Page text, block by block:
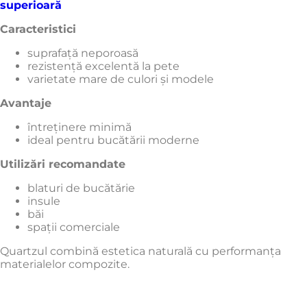
superioară
Caracteristici
suprafață neporoasă
rezistență excelentă la pete
varietate mare de culori și modele
Avantaje
întreținere minimă
ideal pentru bucătării moderne
Utilizări recomandate
blaturi de bucătărie
insule
băi
spații comerciale
Quartzul combină estetica naturală cu performanța
materialelor compozite.